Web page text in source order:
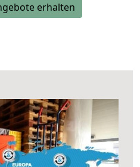
erhalten